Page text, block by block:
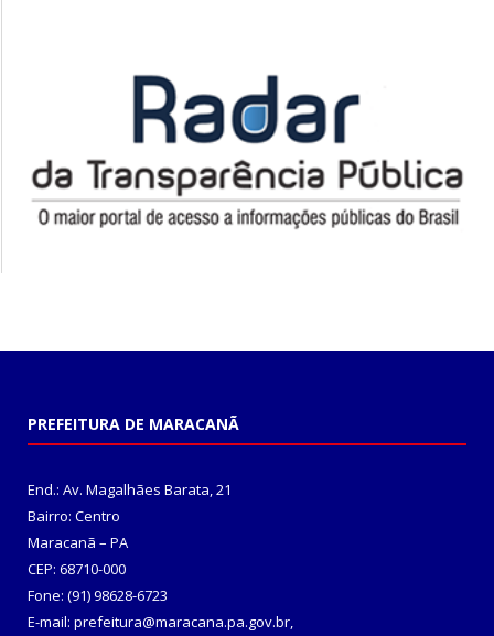
PREFEITURA DE MARACANÃ
End.: Av. Magalhães Barata, 21
Bairro: Centro
Maracanã – PA
CEP: 68710-000
Fone: (91) 98628-6723
E-mail: prefeitura@maracana.pa.gov.br,